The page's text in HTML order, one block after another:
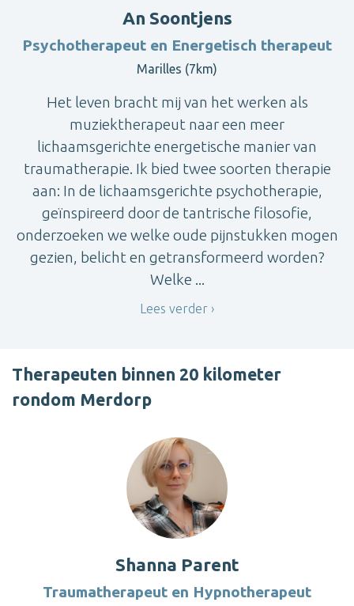
An Soontjens
Psychotherapeut en Energetisch therapeut
Marilles (7km)
Het leven bracht mij van het werken als
muziektherapeut naar een meer
lichaamsgerichte energetische manier van
traumatherapie. Ik bied twee soorten therapie
aan: In de lichaamsgerichte psychotherapie,
geïnspireerd door de tantrische filosofie,
onderzoeken we welke oude pijnstukken mogen
gezien, belicht en getransformeerd worden?
Welke ...
Lees verder
Therapeuten binnen 20 kilometer
rondom Merdorp
Shanna Parent
Traumatherapeut en Hypnotherapeut